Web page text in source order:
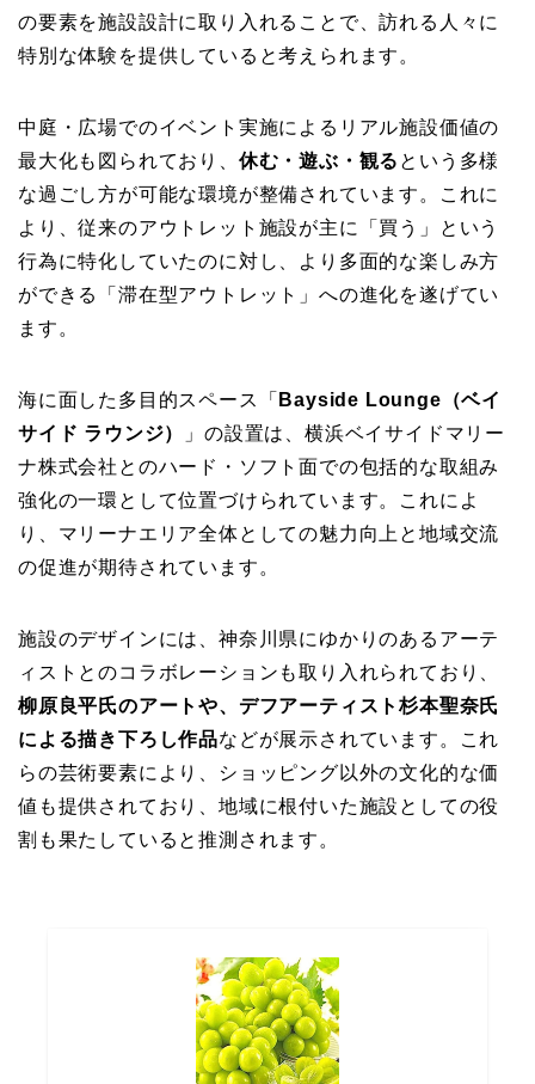
の要素を施設設計に取り入れることで、訪れる人々に
特別な体験を提供していると考えられます。
中庭・広場でのイベント実施によるリアル施設価値の
最大化も図られており、 休む・遊ぶ・観る という多様
な過ごし方が可能な環境が整備されています。これに
より、従来のアウトレット施設が主に「買う」という
行為に特化していたのに対し、より多面的な楽しみ方
ができる「滞在型アウトレット」への進化を遂げてい
ます。
海に面した多目的スペース「 Bayside Lounge（ベイ
サイド ラウンジ）
」の設置は、横浜ベイサイドマリー
ナ株式会社とのハード・ソフト面での包括的な取組み
強化の一環として位置づけられています。これによ
り、マリーナエリア全体としての魅力向上と地域交流
の促進が期待されています。
施設のデザインには、神奈川県にゆかりのあるアーテ
ィストとのコラボレーションも取り入れられており、
柳原良平氏のアートや、デフアーティスト杉本聖奈氏
による描き下ろし作品などが展示されています。これ
らの芸術要素により、ショッピング以外の文化的な価
値も提供されており、地域に根付いた施設としての役
割も果たしていると推測されます。